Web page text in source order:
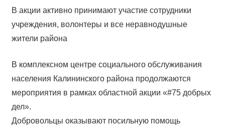
В акции активно принимают участие сотрудники
учреждения, волонтеры и все неравнодушные
жители района
В комплексном центре социального обслуживания
населения Калининского района продолжаются
мероприятия в рамках областной акции «#75 добрых
дел».
Добровольцы оказывают посильнуюпомощь